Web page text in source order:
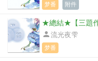
梦番 附件
流光夜雫
梦番